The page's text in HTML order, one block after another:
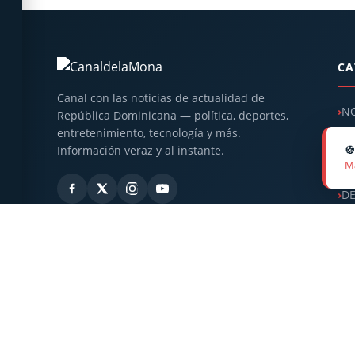
Canal con las noticias de actualidad de
República Dominicana — política, deportes,
entretenimiento, tecnología y más.
Información veraz y al instante.